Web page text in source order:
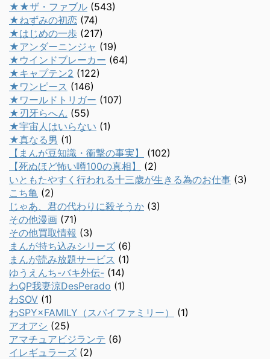
★★ザ・ファブル (543)
★ねずみの初恋 (74)
★はじめの一歩 (217)
★アンダーニンジャ (19)
★ウインドブレーカー (64)
★キャプテン2 (122)
★ワンピース (146)
★ワールドトリガー (107)
★刃牙らへん (55)
★宇宙人はいらない (1)
★真なる男 (1)
【まんが豆知識・衝撃の事実】
(102)
【死ぬほど怖い噂100の真相】
(2)
いともたやすく行われる十三歳が生きる為のお仕事 (3)
こち亀 (2)
じゃあ、君の代わりに殺そうか (3)
その他漫画 (71)
その他買取情報 (3)
まんが持ち込みシリーズ (6)
まんが読み放題サービス (1)
ゆうえんち-バキ外伝- (14)
わQP我妻涼DesPerado (1)
わSOV (1)
わSPY×FAMILY（スパイファミリー）
(1)
アオアシ (25)
アマチュアビジランテ (6)
イレギュラーズ (2)